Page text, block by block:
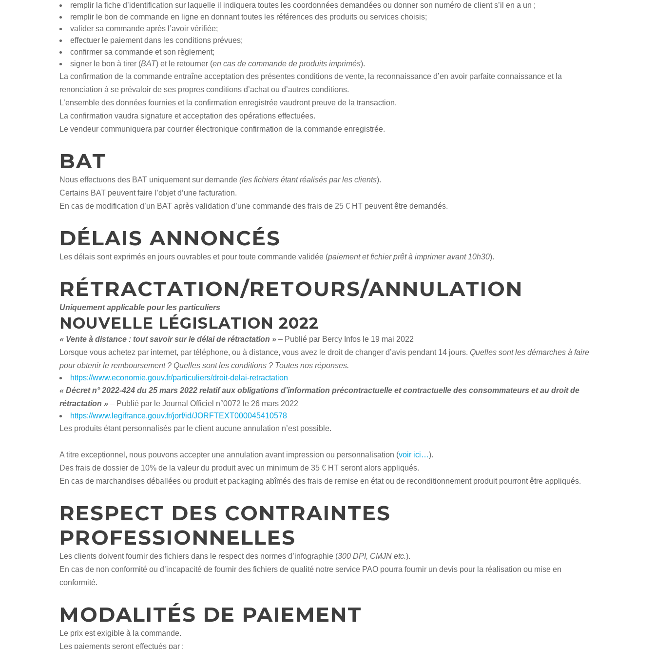
remplir la fiche d’identification sur laquelle il indiquera toutes les coordonnées demandées ou donner son numéro de client s’il en a un ;
remplir le bon de commande en ligne en donnant toutes les références des produits ou services choisis;
valider sa commande après l’avoir vérifiée;
effectuer le paiement dans les conditions prévues;
confirmer sa commande et son règlement;
signer le bon à tirer (BAT) et le retourner (en cas de commande de produits imprimés).
La confirmation de la commande entraîne acceptation des présentes conditions de vente, la reconnaissance d’en avoir parfaite connaissance et la
renonciation à se prévaloir de ses propres conditions d’achat ou d’autres conditions.
L’ensemble des données fournies et la confirmation enregistrée vaudront preuve de la transaction.
La confirmation vaudra signature et acceptation des opérations effectuées.
Le vendeur communiquera par courrier électronique confirmation de la commande enregistrée.
BAT
Nous effectuons des BAT uniquement sur demande (les fichiers étant réalisés par les clients).
Certains BAT peuvent faire l’objet d’une facturation.
En cas de modification d’un BAT après validation d’une commande des frais de 25 € HT peuvent être demandés.
DÉLAIS ANNONCÉS
Les délais sont exprimés en jours ouvrables et pour toute commande validée (paiement et fichier prêt à imprimer avant 10h30).
RÉTRACTATION/RETOURS/ANNULATION
Uniquement applicable pour les particuliers
NOUVELLE LÉGISLATION 2022
« Vente à distance : tout savoir sur le délai de rétractation » – Publié par Bercy Infos le 19 mai 2022
Lorsque vous achetez par internet, par téléphone, ou à distance, vous avez le droit de changer d’avis pendant 14 jours. Quelles sont les démarches à faire
pour obtenir le remboursement ? Quelles sont les conditions ? Toutes nos réponses.
https://www.economie.gouv.fr/particuliers/droit-delai-retractation
« Décret n° 2022-424 du 25 mars 2022 relatif aux obligations d’information précontractuelle et contractuelle des consommateurs et au droit de
rétractation » – Publié par le Journal Officiel n°0072 le 26 mars 2022
https://www.legifrance.gouv.fr/jorf/id/JORFTEXT000045410578
Les produits étant personnalisés par le client aucune annulation n’est possible.
A titre exceptionnel, nous pouvons accepter une annulation avant impression ou personnalisation (voir ici…).
Des frais de dossier de 10% de la valeur du produit avec un minimum de 35 € HT seront alors appliqués.
En cas de marchandises déballées ou produit et packaging abîmés des frais de remise en état ou de reconditionnement produit pourront être appliqués.
RESPECT DES CONTRAINTES
PROFESSIONNELLES
Les clients doivent fournir des fichiers dans le respect des normes d’infographie (300 DPI, CMJN etc.).
En cas de non conformité ou d’incapacité de fournir des fichiers de qualité notre service PAO pourra fournir un devis pour la réalisation ou mise en
conformité.
MODALITÉS DE PAIEMENT
Le prix est exigible à la commande.
Les paiements seront effectués par :